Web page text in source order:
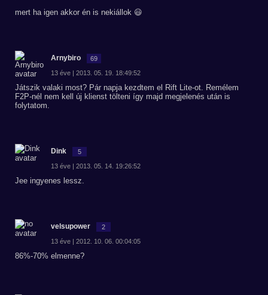
mert ha igen akkor én is nekiállok 😃
Arnybiro 69
13 éve | 2013. 05. 19. 18:49:52
Játszik valaki most? Pár napja kezdtem el Rift Lite-ot. Remélem
F2P-nél nem kell új klienst tölteni így majd megjelenés után is
folytatom.
Dink 5
13 éve | 2013. 05. 14. 19:26:52
Jee ingyenes lessz.
velsupower 2
13 éve | 2012. 10. 06. 00:04:05
86%-70% elmenne?